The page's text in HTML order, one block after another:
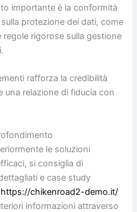
importante è la conformità
protezione dei dati, come
regole rigorose sulla gestione
rafforza la credibilità
una relazione di fiducia con
le soluzioni
si consiglia di
e case study
https://chikenroad2-demo.it/
informazioni attraverso